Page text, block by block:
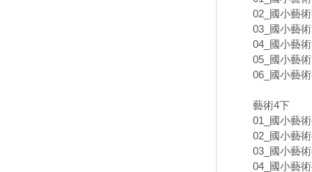
02_國小藝
03_國小藝
04_國小藝
05_國小藝
06_國小藝
藝術4下
01_國小藝
02_國小藝
03_國小藝
04_國小藝